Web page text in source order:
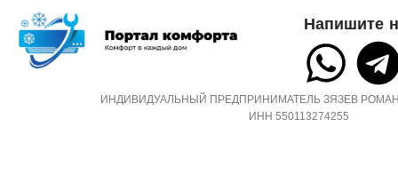
УПРАВЛЕНИЕ C МОБИЛЬНОГО
ПРИЛОЖЕНИЯ ПО WI-FI
ПОТРЕБЛЯЕМАЯ
МОЩНОСТЬ В
ОХЛАЖДЕНИЯ
Напишите
ИНДИВИДУАЛЬНЫЙ ПРЕДПРИНИМАТЕЛЬ ЗЯЗЕВ
ИНН 550113274255